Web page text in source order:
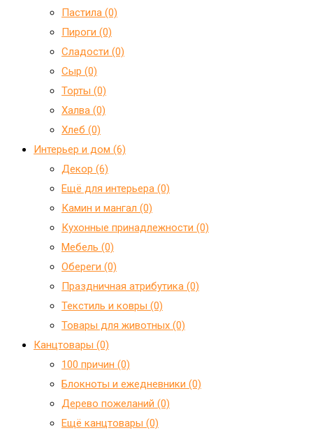
Пастила (0)
Пироги (0)
Сладости (0)
Сыр (0)
Торты (0)
Халва (0)
Хлеб (0)
Интерьер и дом (6)
Декор (6)
Ещё для интерьера (0)
Камин и мангал (0)
Кухонные принадлежности (0)
Мебель (0)
Обереги (0)
Праздничная атрибутика (0)
Текстиль и ковры (0)
Товары для животных (0)
Канцтовары (0)
100 причин (0)
Блокноты и ежедневники (0)
Дерево пожеланий (0)
Ещё канцтовары (0)